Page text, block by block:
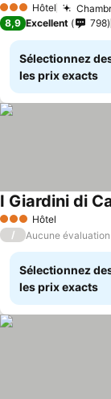
3 ÉtoilesHôtel
8,9 Excellent 798
Sélectionnez
les prix exacts
3 ÉtoilesHôtel
I Giardini di
/ Aucune évaluation
Sélectionnez
les prix exacts